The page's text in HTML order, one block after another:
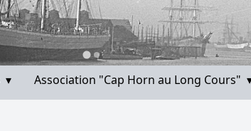
▾ Association "Cap Horn au Long Cours"